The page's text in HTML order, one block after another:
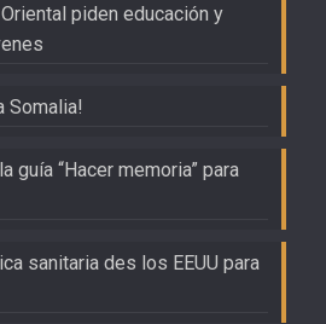
piden educación y
Somalia!
guía “Hacer memoria” para
sanitaria des los EEUU para